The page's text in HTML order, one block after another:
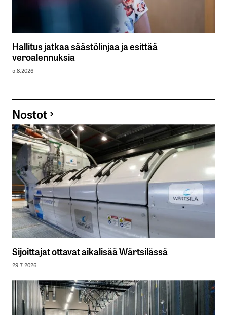
Hallitus jatkaa säästölinjaa ja esittää
veroalennuksia
5.8.2026
Nostot
Sijoittajat ottavat aikalisää Wärtsilässä
29.7.2026